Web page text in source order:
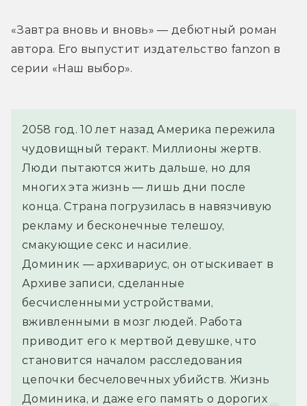
«Завтра вновь и вновь» — дебютный роман
автора. Его выпустит издательство fanzon в
серии «Наш выбор».
2058 год. 10 лет назад Америка пережила
чудовищный теракт. Миллионы жертв.
Люди пытаются жить дальше, но для
многих эта жизнь — лишь дни после
конца. Страна погрузилась в навязчивую
рекламу и бесконечные телешоу,
смакующие секс и насилие.
Доминик — архивариус, он отыскивает в
Архиве записи, сделанные
бесчисленными устройствами,
вживленными в мозг людей. Работа
приводит его к мертвой девушке, что
становится началом расследования
цепочки бесчеловечных убийств. Жизнь
Доминика, и даже его память о дорогих